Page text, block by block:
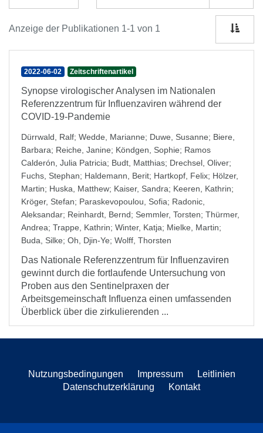
Anzeige der Publikationen 1-1 von 1
2022-06-02 Zeitschriftenartikel
Synopse virologischer Analysen im Nationalen
Referenzzentrum für Influenzaviren während der
COVID-19-Pandemie
Dürrwald, Ralf; Wedde, Marianne; Duwe, Susanne; Biere,
Barbara; Reiche, Janine; Köndgen, Sophie; Ramos
Calderón, Julia Patricia; Budt, Matthias; Drechsel, Oliver;
Fuchs, Stephan; Haldemann, Berit; Hartkopf, Felix; Hölzer,
Martin; Huska, Matthew; Kaiser, Sandra; Keeren, Kathrin;
Kröger, Stefan; Paraskevopoulou, Sofia; Radonic,
Aleksandar; Reinhardt, Bernd; Semmler, Torsten; Thürmer,
Andrea; Trappe, Kathrin; Winter, Katja; Mielke, Martin;
Buda, Silke; Oh, Djin-Ye; Wolff, Thorsten
Das Nationale Referenzzentrum für Influenzaviren
gewinnt durch die fortlaufende Untersuchung von
Proben aus den Sentinelpraxen der
Arbeitsgemeinschaft Influenza einen umfassenden
Überblick über die zirkulierenden ...
Nutzungsbedingungen Impressum
Leitlinien
Datenschutzerklärung
Kontakt